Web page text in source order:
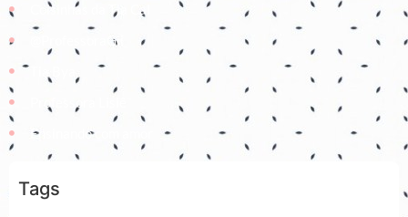
Coisinhas da Tia Cal
@ProfessoraGii
Professora Lisiê
Ensinando com amor
Tags